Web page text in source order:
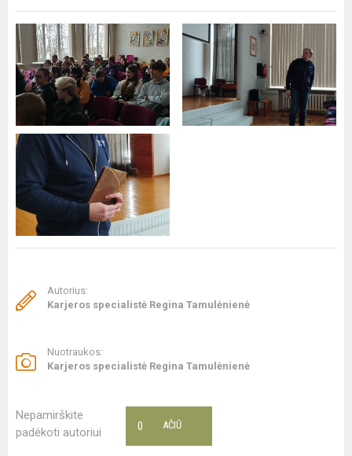
Autorius:
Karjeros specialistė Regina Tamulėnienė
Nuotraukos:
Karjeros specialistė Regina Tamulėnienė
Nepamirškite
padėkoti autoriui
AČIŪ
0